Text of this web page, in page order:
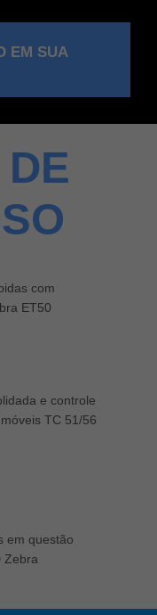
EM SUA
com
ET50
e controle
TC 51/56
em questão
Zebra